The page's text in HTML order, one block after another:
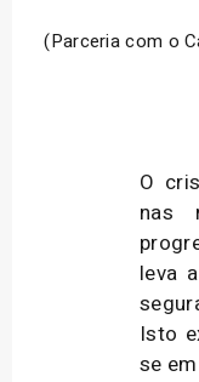
(Parceria com o
O
nas
leva
Isto
se